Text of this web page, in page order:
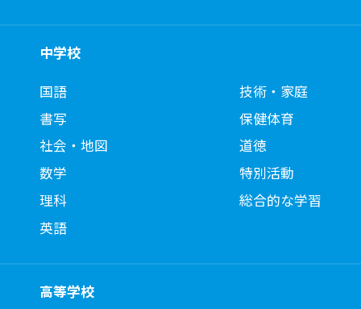
中学校
国語
書写
社会・地図
数学
理科
英語
技術・家庭
保健体育
道徳
特別活動
総合的な学習
高等学校